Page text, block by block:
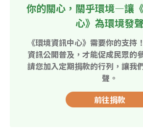
你的關心，關乎環境—讓
心》為環境發聲
《環境資訊中心》需要你的支持
資訊公開普及，才能促成民眾的
請您加入定期捐款的行列，讓我
聲。
前往捐款